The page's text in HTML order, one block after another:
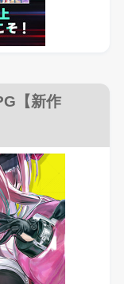
【新作